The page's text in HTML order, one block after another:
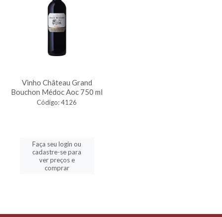
Vinho Château Grand
Bouchon Médoc Aoc 750 ml
Código: 4126
Faça seu login ou
cadastre-se para
ver preços e
comprar